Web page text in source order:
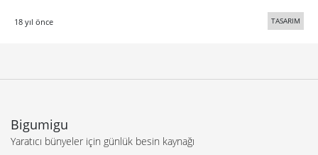
18 yıl önce TASARIM
Bigumigu
Yaratıcı bünyeler için günlük besin kaynağı